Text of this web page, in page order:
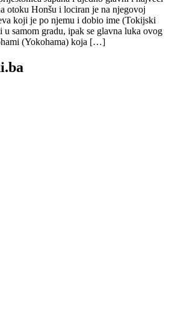
otoku Honšu i lociran je na njegovoj
koji je po njemu i dobio ime (Tokijski
samom gradu, ipak se glavna luka ovog
(Yokohama) koja […]